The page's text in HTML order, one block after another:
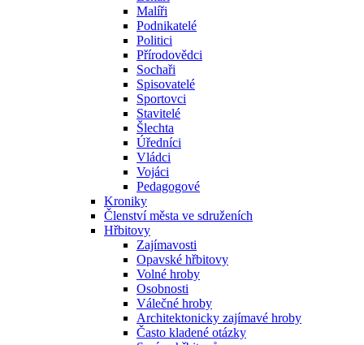
Malíři
Podnikatelé
Politici
Přírodovědci
Sochaři
Spisovatelé
Sportovci
Stavitelé
Šlechta
Úředníci
Vládci
Vojáci
Pedagogové
Kroniky
Členství města ve sdruženích
Hřbitovy
Zajímavosti
Opavské hřbitovy
Volné hroby
Osobnosti
Válečné hroby
Architektonicky zajímavé hroby
Často kladené otázky